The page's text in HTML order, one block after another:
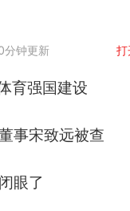
分钟更新 打
育强国建设
事宋致远被查
眼了